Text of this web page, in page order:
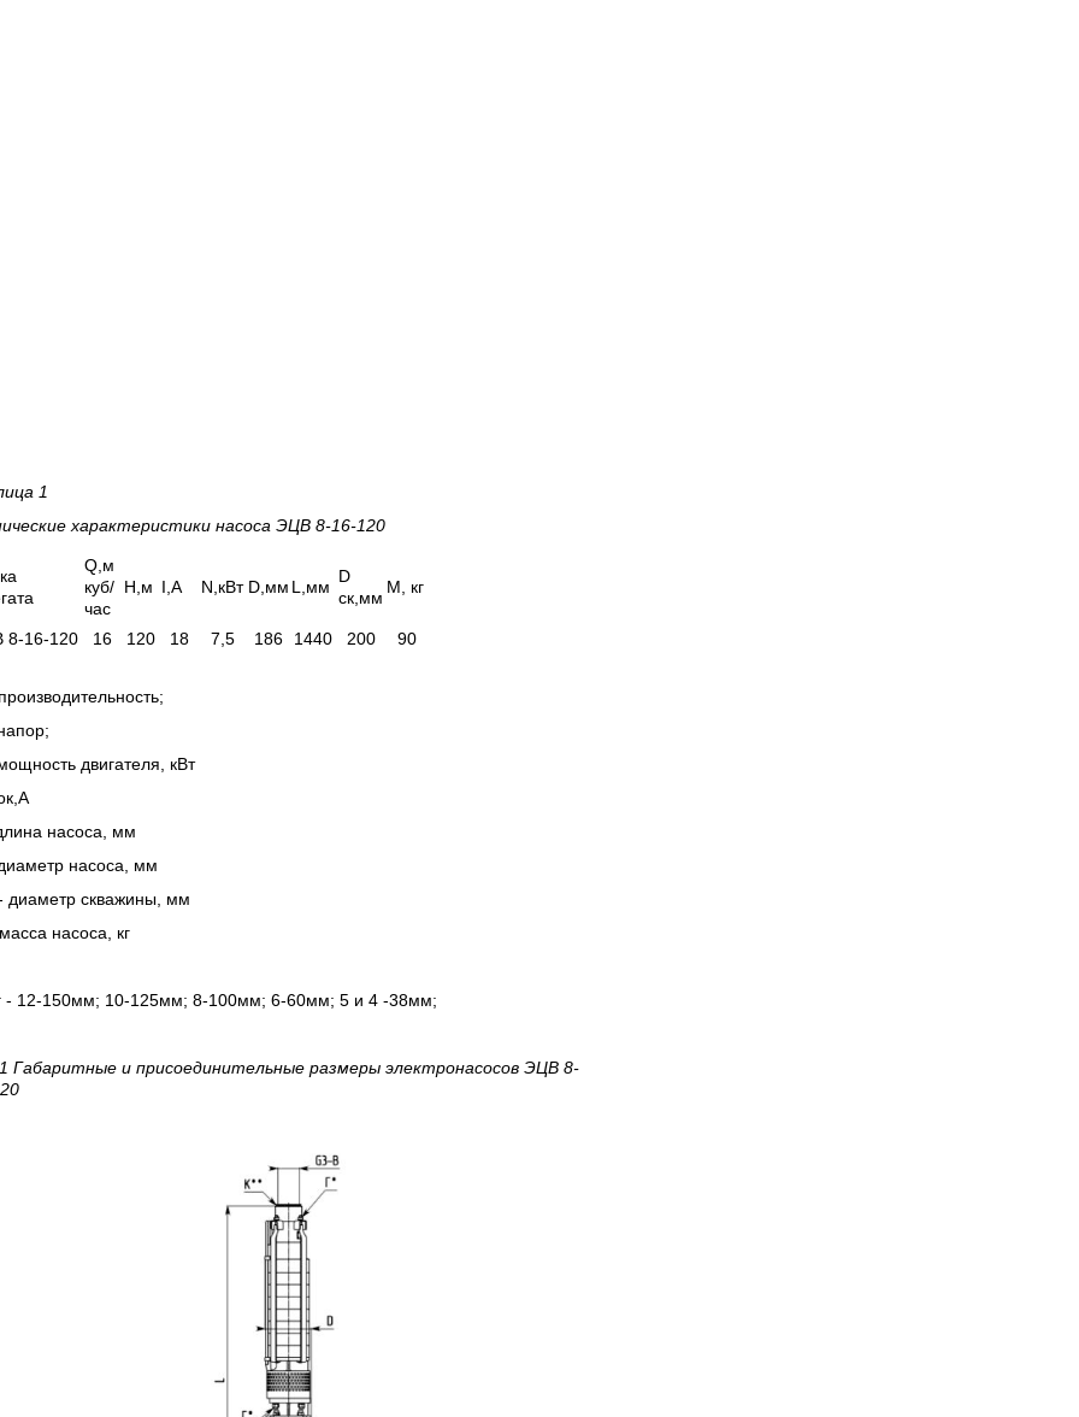
1
характеристики насоса ЭЦВ 8-16-120
Q,м
куб/
час
H,м I,А N,кВт D,мм L,мм
D
ск,мм
М, кг
8-16-120 16 120 18 7,5 186 1440 200
90
двигателя, кВт
насоса, мм
насоса, мм
диаметр скважины, мм
насоса, кг
- 12-150мм; 10-125мм; 8-100мм; 6-60мм; 5 и 4 -38мм;
Габаритные и присоединительные размеры электронасосов ЭЦВ 8-